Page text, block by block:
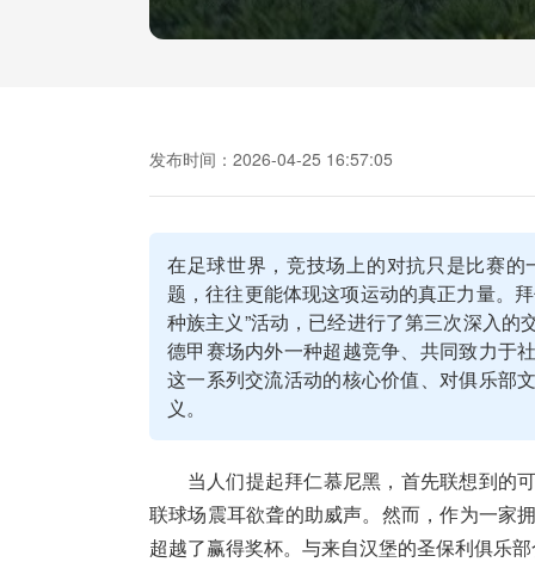
发布时间：2026-04-25 16:57:05
在足球世界，竞技场上的对抗只是比赛
题，往往更能体现这项运动的真正力量。
种族主义”活动，已经进行了第三次深入
德甲赛场内外一种超越竞争、共同致力于
这一系列交流活动的核心价值、对俱乐部
义。
当人们提起拜仁慕尼黑，首先联想到的
联球场震耳欲聋的助威声。然而，作为一家
超越了赢得奖杯。与来自汉堡的圣保利俱乐